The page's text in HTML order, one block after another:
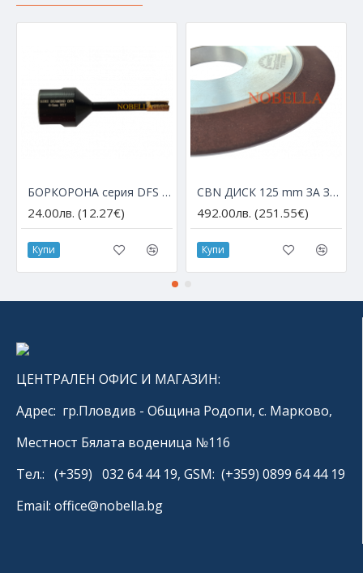
БОРКОРОНА серия DFS с М14 за ъглошлайф – Ø 6 мм
24.00лв. (12.27€)
Купи
CBN ДИСК 125 mm ЗА ЗАТОЧВАНЕ НА HSS ДИСКОВЕ
492.00лв. (251.55€)
Купи
ЦЕНТРАЛЕН ОФИС И МАГАЗИН:
Адрес: гр.Пловдив - Община Родопи, с. Марково,
Местност Бялата воденица №116
Тел.: (+359) 032 64 44 19, GSM: (+359) 0899 64 44 19
Email: office@nobella.bg